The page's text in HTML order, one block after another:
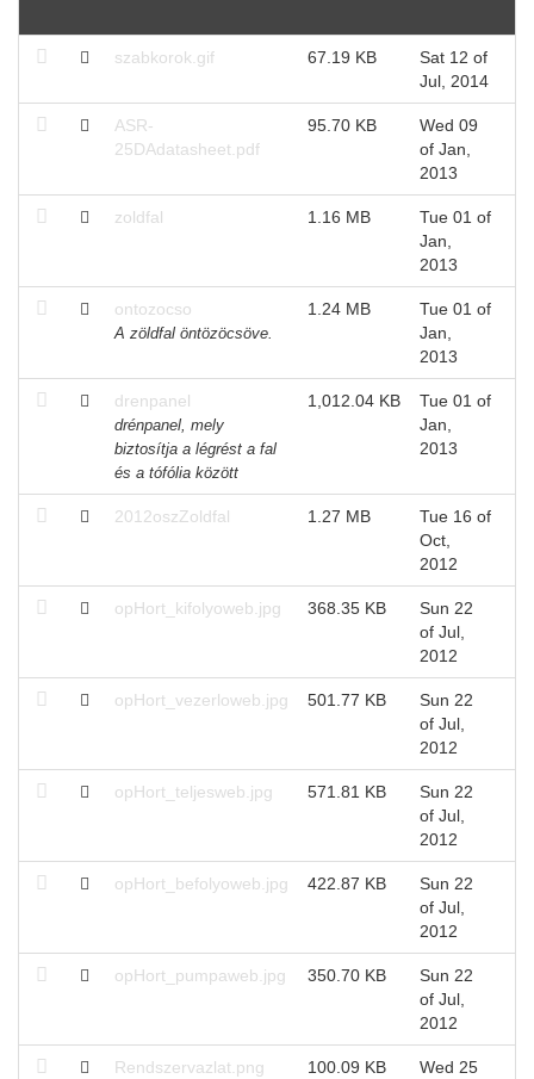
szabkorok.gif 67.19 KB
Sat 12 of
Jul, 2014
ASR-
25DAdatasheet.pdf
95.70 KB
Wed 09
of Jan,
2013
zoldfal 1.16 MB
Tue 01 of
Jan,
2013
ontozocso
A zöldfal öntözöcsöve.
1.24 MB
Tue 01 of
Jan,
2013
drenpanel
drénpanel, mely
biztosítja a légrést a fal
és a tófólia között
1,012.04 KB
Tue 01 of
Jan,
2013
2012oszZoldfal 1.27 MB
Tue 16 of
Oct,
2012
opHort_kifolyoweb.jpg 368.35 KB
Sun 22
of Jul,
2012
opHort_vezerloweb.jpg 501.77 KB
Sun 22
of Jul,
2012
opHort_teljesweb.jpg 571.81 KB
Sun 22
of Jul,
2012
opHort_befolyoweb.jpg 422.87 KB
Sun 22
of Jul,
2012
opHort_pumpaweb.jpg 350.70 KB
Sun 22
of Jul,
2012
Rendszervazlat.png 100.09 KB
Wed 25